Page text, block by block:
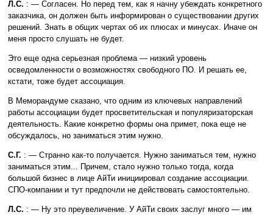
Л.С. : — Согласен. Но перед тем, как я начну убеждать конкретного
заказчика, он должен быть информирован о существовании других
решений. Знать в общих чертах об их плюсах и минусах. Иначе он
меня просто слушать не будет.
Это еще одна серьезная проблема — низкий уровень
осведомленности о возможностях свободного ПО. И решать ее,
кстати, тоже будет ассоциация.
В Меморандуме сказано, что одним из ключевых направлений
работы ассоциации будет просветительская и популяризаторская
деятельность. Какие конкретно формы она примет, пока еще не
обсуждалось, но заниматься этим нужно.
С.Г. : — Странно как-то получается. Нужно заниматься тем, нужно
заниматься этим... Причем, стало нужно только тогда, когда
большой бизнес в лице АйТи инициировал создание ассоциации.
СПО-компании и тут предпочли не действовать самостоятельно.
Л.С. : — Ну это преувеличение. У АйТи своих заслуг много — им